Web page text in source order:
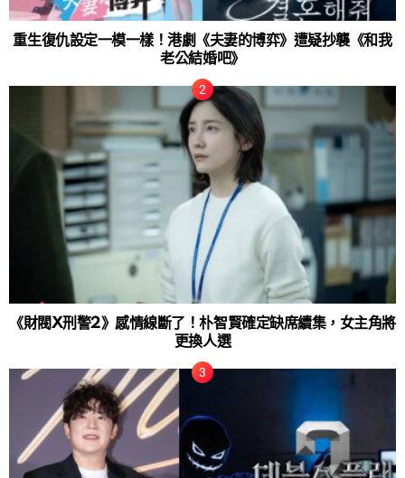
重生復仇設定一模一樣！港劇《夫妻的博弈》遭疑抄襲《和我
老公結婚吧》
《財閥X刑警2》感情線斷了！朴智賢確定缺席續集，女主角將
更換人選